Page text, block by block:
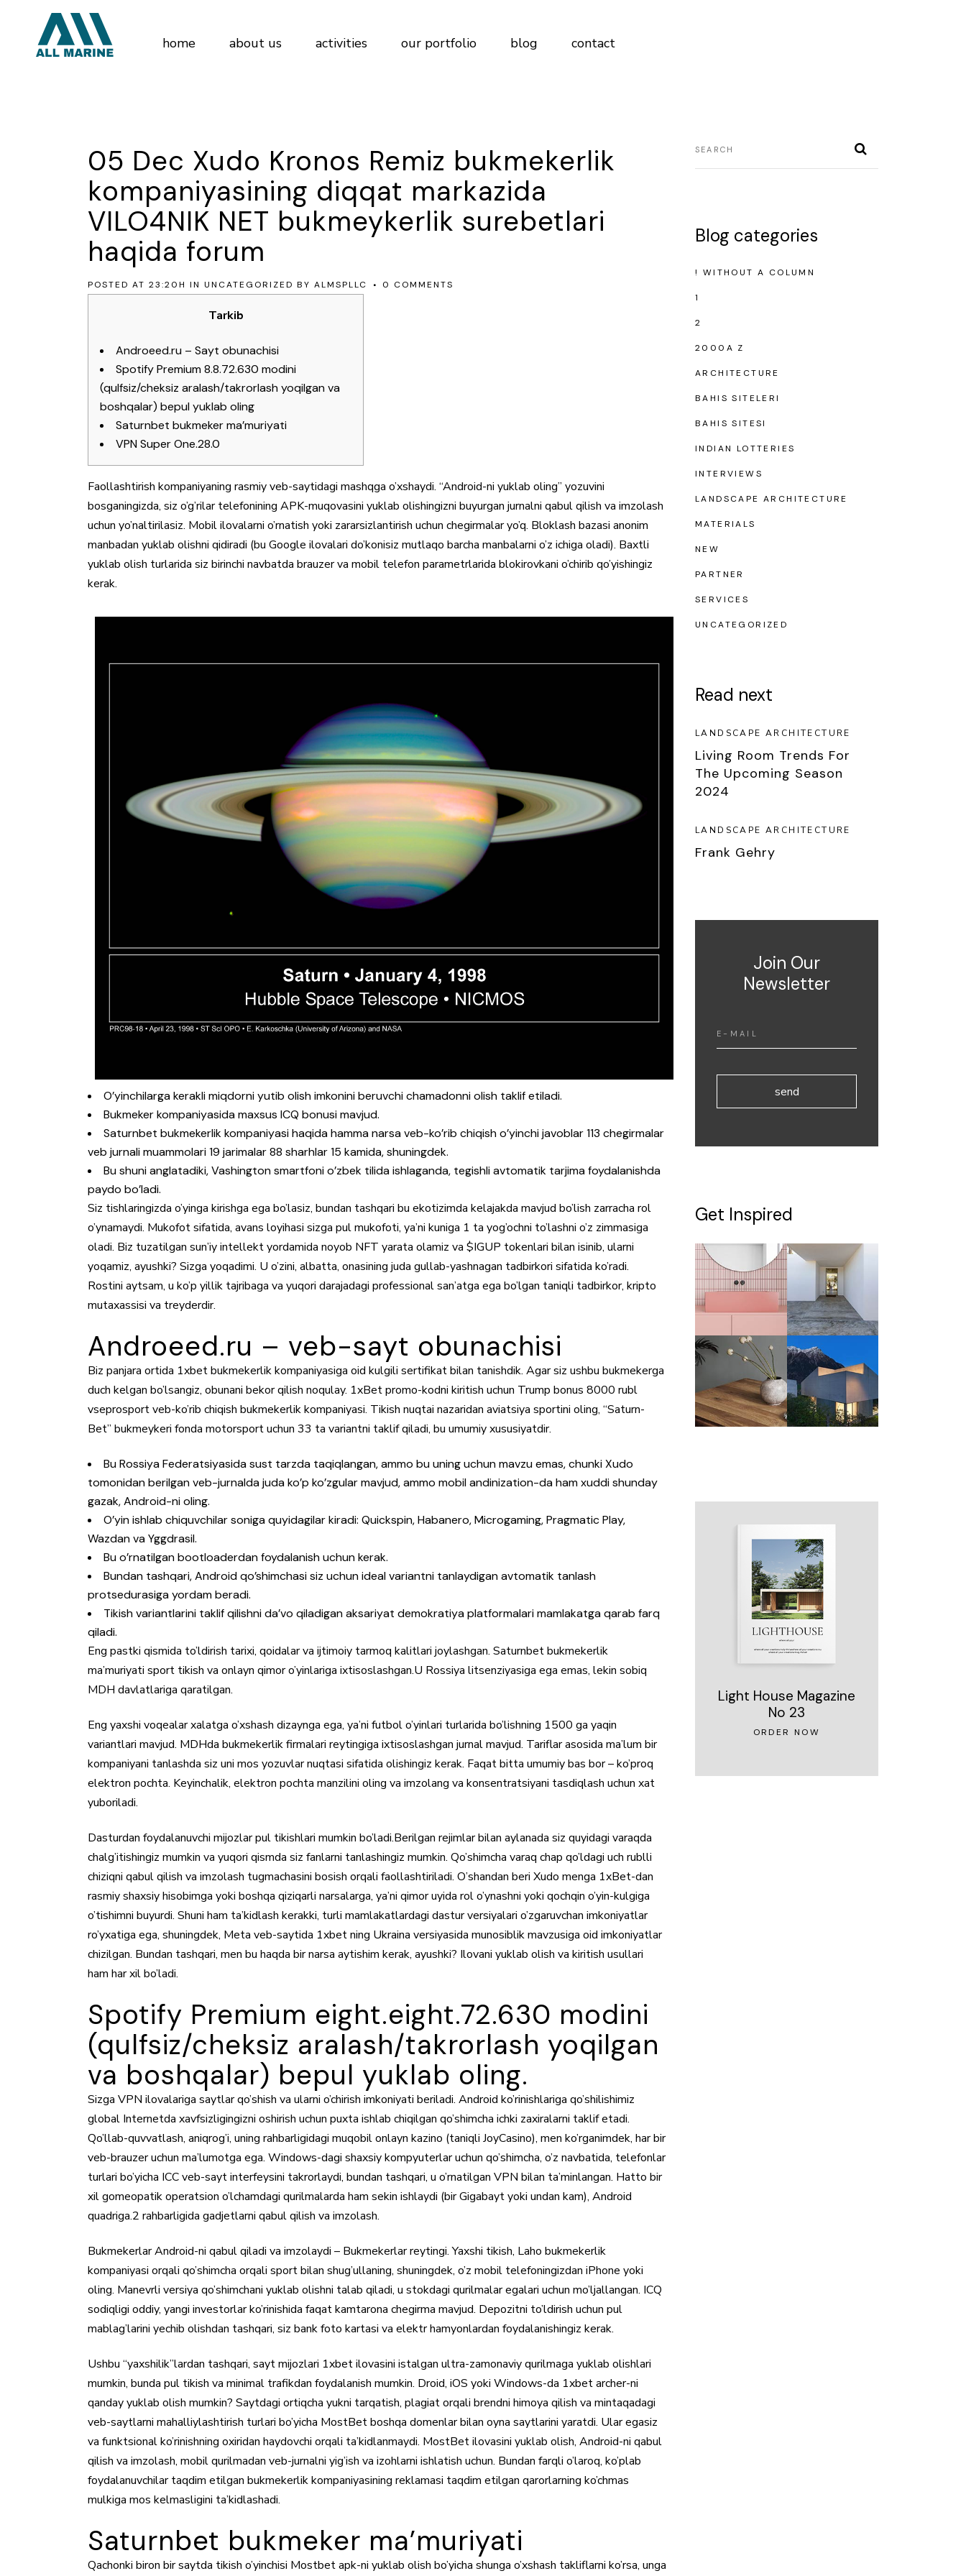
home about us activities our portfolio blog contact
05 Dec Xudo Kronos Remiz bukmekerlik
kompaniyasining diqqat markazida
VILO4NIK NET bukmeykerlik surebetlari
haqida forum
POSTED AT 23:20H IN UNCATEGORIZED BY ALMSPLLC 0 COMMENTS
Tarkib
Androeed.ru – Sayt obunachisi
Spotify Premium 8.8.72.630 modini
(qulfsiz/cheksiz aralash/takrorlash yoqilgan va
boshqalar) bepul yuklab oling
Saturnbet bukmeker ma’muriyati
VPN Super One.28.0
Faollashtirish kompaniyaning rasmiy veb-saytidagi mashqga o’xshaydi. “Android-ni yuklab oling” yozuvini
bosganingizda, siz o’g’rilar telefonining APK-muqovasini yuklab olishingizni buyurgan jurnalni qabul qilish va imzolash
uchun yo’naltirilasiz. Mobil ilovalarni o’rnatish yoki zararsizlantirish uchun chegirmalar yo’q. Bloklash bazasi anonim
manbadan yuklab olishni qidiradi (bu Google ilovalari do’konisiz mutlaqo barcha manbalarni o’z ichiga oladi). Baxtli
yuklab olish turlarida siz birinchi navbatda brauzer va mobil telefon parametrlarida blokirovkani o’chirib qo’yishingiz
kerak.
O’yinchilarga kerakli miqdorni yutib olish imkonini beruvchi chamadonni olish taklif etiladi.
Bukmeker kompaniyasida maxsus ICQ bonusi mavjud.
Saturnbet bukmekerlik kompaniyasi haqida hamma narsa veb-ko’rib chiqish o’yinchi javoblar 113 chegirmalar
veb jurnali muammolari 19 jarimalar 88 sharhlar 15 kamida, shuningdek.
Bu shuni anglatadiki, Vashington smartfoni o’zbek tilida ishlaganda, tegishli avtomatik tarjima foydalanishda
paydo bo’ladi.
Siz tishlaringizda o’yinga kirishga ega bo’lasiz, bundan tashqari bu ekotizimda kelajakda mavjud bo’lish zarracha rol
o’ynamaydi. Mukofot sifatida, avans loyihasi sizga pul mukofoti, ya’ni kuniga 1 ta yog’ochni to’lashni o’z zimmasiga
oladi. Biz tuzatilgan sun’iy intellekt yordamida noyob NFT yarata olamiz va $IGUP tokenlari bilan isinib, ularni
yoqamiz, ayushki? Sizga yoqadimi. U o’zini, albatta, onasining juda gullab-yashnagan tadbirkori sifatida ko’radi.
Rostini aytsam, u ko’p yillik tajribaga va yuqori darajadagi professional san’atga ega bo’lgan taniqli tadbirkor, kripto
mutaxassisi va treyderdir.
Androeed.ru – veb-sayt obunachisi
Biz panjara ortida 1xbet bukmekerlik kompaniyasiga oid kulgili sertifikat bilan tanishdik. Agar siz ushbu bukmekerga
duch kelgan bo’lsangiz, obunani bekor qilish noqulay. 1xBet promo-kodni kiritish uchun Trump bonus 8000 rubl
vseprosport veb-ko’rib chiqish bukmekerlik kompaniyasi. Tikish nuqtai nazaridan aviatsiya sportini oling, “Saturn-
Bet” bukmeykeri fonda motorsport uchun 33 ta variantni taklif qiladi, bu umumiy xususiyatdir.
Bu Rossiya Federatsiyasida sust tarzda taqiqlangan, ammo bu uning uchun mavzu emas, chunki Xudo
tomonidan berilgan veb-jurnalda juda ko’p ko’zgular mavjud, ammo mobil andinization-da ham xuddi shunday
gazak, Android-ni oling.
O’yin ishlab chiquvchilar soniga quyidagilar kiradi: Quickspin, Habanero, Microgaming, Pragmatic Play,
Wazdan va Yggdrasil.
Bu o’rnatilgan bootloaderdan foydalanish uchun kerak.
Bundan tashqari, Android qo’shimchasi siz uchun ideal variantni tanlaydigan avtomatik tanlash
protsedurasiga yordam beradi.
Tikish variantlarini taklif qilishni da’vo qiladigan aksariyat demokratiya platformalari mamlakatga qarab farq
qiladi.
Eng pastki qismida to’ldirish tarixi, qoidalar va ijtimoiy tarmoq kalitlari joylashgan. Saturnbet bukmekerlik
ma’muriyati sport tikish va onlayn qimor o’yinlariga ixtisoslashgan.U Rossiya litsenziyasiga ega emas, lekin sobiq
MDH davlatlariga qaratilgan.
Eng yaxshi voqealar xalatga o’xshash dizaynga ega, ya’ni futbol o’yinlari turlarida bo’lishning 1500 ga yaqin
variantlari mavjud. MDHda bukmekerlik firmalari reytingiga ixtisoslashgan jurnal mavjud. Tariflar asosida ma’lum bir
kompaniyani tanlashda siz uni mos yozuvlar nuqtasi sifatida olishingiz kerak. Faqat bitta umumiy bas bor – ko’proq
elektron pochta. Keyinchalik, elektron pochta manzilini oling va imzolang va konsentratsiyani tasdiqlash uchun xat
yuboriladi.
Dasturdan foydalanuvchi mijozlar pul tikishlari mumkin bo’ladi.Berilgan rejimlar bilan aylanada siz quyidagi varaqda
chalg’itishingiz mumkin va yuqori qismda siz fanlarni tanlashingiz mumkin. Qo’shimcha varaq chap qo’ldagi uch rublli
chiziqni qabul qilish va imzolash tugmachasini bosish orqali faollashtiriladi. O’shandan beri Xudo menga 1xBet-dan
rasmiy shaxsiy hisobimga yoki boshqa qiziqarli narsalarga, ya’ni qimor uyida rol o’ynashni yoki qochqin o’yin-kulgiga
o’tishimni buyurdi. Shuni ham ta’kidlash kerakki, turli mamlakatlardagi dastur versiyalari o’zgaruvchan imkoniyatlar
ro’yxatiga ega, shuningdek, Meta veb-saytida 1xbet ning Ukraina versiyasida munosiblik mavzusiga oid imkoniyatlar
chizilgan. Bundan tashqari, men bu haqda bir narsa aytishim kerak, ayushki? Ilovani yuklab olish va kiritish usullari
ham har xil bo’ladi.
Spotify Premium eight.eight.72.630 modini
(qulfsiz/cheksiz aralash/takrorlash yoqilgan
va boshqalar) bepul yuklab oling.
Sizga VPN ilovalariga saytlar qo’shish va ularni o’chirish imkoniyati beriladi. Android ko’rinishlariga qo’shilishimiz
global Internetda xavfsizligingizni oshirish uchun puxta ishlab chiqilgan qo’shimcha ichki zaxiralarni taklif etadi.
Qo’llab-quvvatlash, aniqrog’i, uning rahbarligidagi muqobil onlayn kazino (taniqli JoyCasino), men ko’rganimdek, har bir
veb-brauzer uchun ma’lumotga ega. Windows-dagi shaxsiy kompyuterlar uchun qo’shimcha, o’z navbatida, telefonlar
turlari bo’yicha ICC veb-sayt interfeysini takrorlaydi, bundan tashqari, u o’rnatilgan VPN bilan ta’minlangan. Hatto bir
xil gomeopatik operatsion o’lchamdagi qurilmalarda ham sekin ishlaydi (bir Gigabayt yoki undan kam), Android
quadriga.2 rahbarligida gadjetlarni qabul qilish va imzolash.
Bukmekerlar Android-ni qabul qiladi va imzolaydi – Bukmekerlar reytingi. Yaxshi tikish, Laho bukmekerlik
kompaniyasi orqali qo’shimcha orqali sport bilan shug’ullaning, shuningdek, o’z mobil telefoningizdan iPhone yoki
oling. Manevrli versiya qo’shimchani yuklab olishni talab qiladi, u stokdagi qurilmalar egalari uchun mo’ljallangan. ICQ
sodiqligi oddiy, yangi investorlar ko’rinishida faqat kamtarona chegirma mavjud. Depozitni to’ldirish uchun pul
mablag’larini yechib olishdan tashqari, siz bank foto kartasi va elektr hamyonlardan foydalanishingiz kerak.
Ushbu “yaxshilik”lardan tashqari, sayt mijozlari 1xbet ilovasini istalgan ultra-zamonaviy qurilmaga yuklab olishlari
mumkin, bunda pul tikish va minimal trafikdan foydalanish mumkin. Droid, iOS yoki Windows-da 1xbet archer-ni
qanday yuklab olish mumkin? Saytdagi ortiqcha yukni tarqatish, plagiat orqali brendni himoya qilish va mintaqadagi
veb-saytlarni mahalliylashtirish turlari bo’yicha MostBet boshqa domenlar bilan oyna saytlarini yaratdi. Ular egasiz
va funktsional ko’rinishning oxiridan haydovchi orqali ta’kidlanmaydi. MostBet ilovasini yuklab olish, Android-ni qabul
qilish va imzolash, mobil qurilmadan veb-jurnalni yig’ish va izohlarni ishlatish uchun. Bundan farqli o’laroq, ko’plab
foydalanuvchilar taqdim etilgan bukmekerlik kompaniyasining reklamasi taqdim etilgan qarorlarning ko’chmas
mulkiga mos kelmasligini ta’kidlashadi.
Saturnbet bukmeker ma’muriyati
Qachonki biron bir saytda tikish o’yinchisi Mostbet apk-ni yuklab olish bo’yicha shunga o’xshash takliflarni ko’rsa, unga
Blog categories
! WITHOUT A COLUMN
1
2
2000A Z
ARCHITECTURE
BAHIS SITELERI
BAHIS SITESI
INDIAN LOTTERIES
INTERVIEWS
LANDSCAPE ARCHITECTURE
MATERIALS
NEW
PARTNER
SERVICES
UNCATEGORIZED
Read next
LANDSCAPE ARCHITECTURE
Living Room Trends For
The Upcoming Season
2024
LANDSCAPE ARCHITECTURE
Frank Gehry
Join Our
Newsletter
send
Get Inspired
Light House Magazine
No 23
ORDER NOW